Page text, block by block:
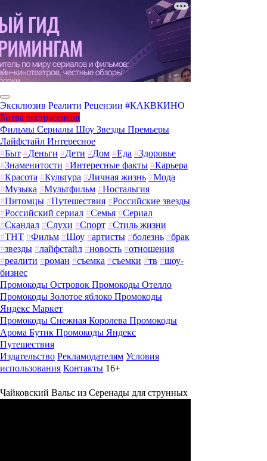
Эксклюзив Реалити Рецензии #КАКВКИНО
Битва экстрасенсов
Фильмы Сериалы Шоу Звезды Премьеры
Лайфстайл Интересное
#Быт #Деньги #Дети #Дом #Еда #Здоровье
#Знаменитости #Интересные факты #Карьера
#Красота #Культура #Личная жизнь #Мода
#Музыка #Мультфильм #Ностальгия
#Питомцы #Путешествия #Российские звезды
#Российский сериал #Семья #Сериал
#Скандал #Слухи #Спорт #Стиль жизни
#ТНТ #Фильм #Шоу #артисты #болезнь #брак
#звезды #лайфстайл #новость #отношения
#реалити #роман #съемка #съемки #тв #шоу-
бизнес
Промокоды Островок Промокоды Отелло
Промокоды Золотое яблоко Промокоды
Яндекс Маркет
Промокоды Снежная Королева Промокоды
Арома Бутик Промокоды Яндекс
Путешествия
Издательство Рекламодателям Условия
использования Контакты 16+
Чайковский Вальс из Серенады для струнных